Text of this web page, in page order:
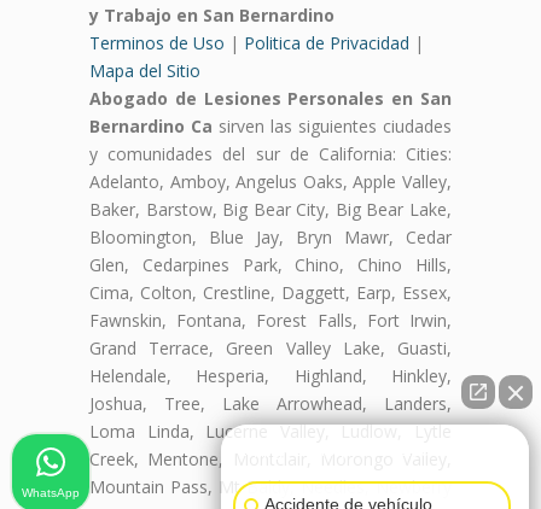
y Trabajo en San Bernardino
Terminos de Uso | Politica de Privacidad |
Mapa del Sitio
Abogado de Lesiones Personales en San
Bernardino Ca sirven las siguientes ciudades
y comunidades del sur de California: Cities:
Adelanto, Amboy, Angelus Oaks, Apple Valley,
Baker, Barstow, Big Bear City, Big Bear Lake,
Bloomington, Blue Jay, Bryn Mawr, Cedar
Glen, Cedarpines Park, Chino, Chino Hills,
Cima, Colton, Crestline, Daggett, Earp, Essex,
Fawnskin, Fontana, Forest Falls, Fort Irwin,
Grand Terrace, Green Valley Lake, Guasti,
Helendale, Hesperia, Highland, Hinkley,
Joshua, Tree, Lake Arrowhead, Landers,
Loma Linda, Lucerne Valley, Ludlow, Lytle
Creek, Mentone, Montclair, Morongo Valley,
Mountain Pass, Mt Baldy, Needles, Newberry
Accidente de vehículo
WhatsApp